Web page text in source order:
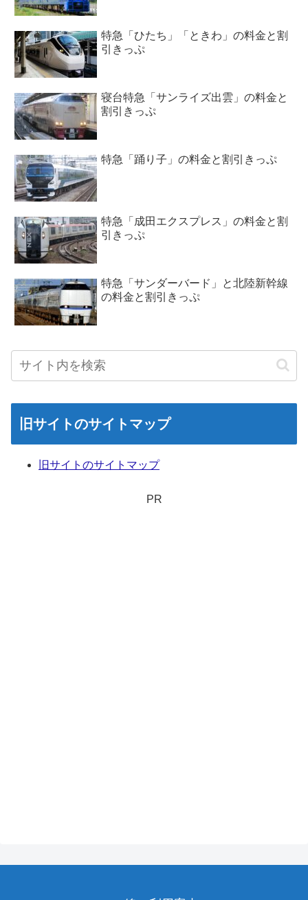
特急「ひたち」「ときわ」の料金と割
引きっぷ
寝台特急「サンライズ出雲」の料金と
割引きっぷ
特急「踊り子」の料金と割引きっぷ
特急「成田エクスプレス」の料金と割
引きっぷ
特急「サンダーバード」と北陸新幹線
の料金と割引きっぷ
旧サイトのサイトマップ
旧サイトのサイトマップ
PR